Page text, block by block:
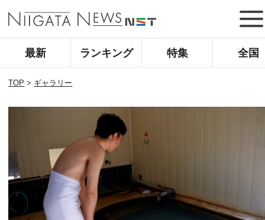
最新 ランキング 特集 全国
TOP > ギャラリー